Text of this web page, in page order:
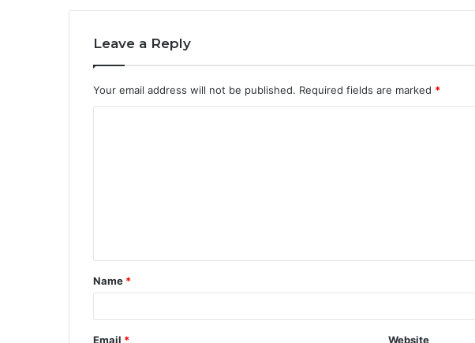
Leave a Reply
Your email address will not be published. Required fields are marked *
t
*
Name *
Email * Website